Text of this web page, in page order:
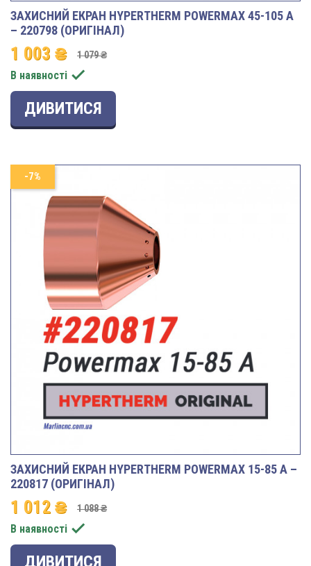
ЗАХИСНИЙ ЕКРАН HYPERTHERM POWERMAX 45-105 A
– 220798 (ОРИГІНАЛ)
1 003 ₴ 1 079 ₴
В наявності 
ДИВИТИСЯ
ЗАХИСНИЙ ЕКРАН HYPERTHERM POWERMAX 15-85 A –
220817 (ОРИГІНАЛ)
1 012 ₴ 1 088 ₴
В наявності 
ДИВИТИСЯ
-7%